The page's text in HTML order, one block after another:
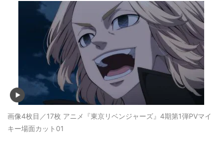
画像4枚目／17枚 アニメ『東京リベンジャーズ』4期第1弾PVマイ
キー場面カット01